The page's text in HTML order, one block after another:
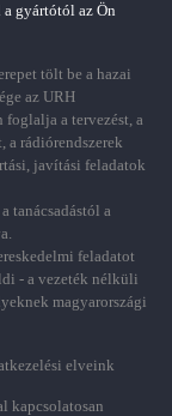
gyártótól az Ön
tölt be a hazai
az URH
foglalja a tervezést, a
a rádiórendszerek
javítási feladatok
tanácsadástól a
feladatot
- a vezeték nélküli
magyarországi
elveink
kapcsolatosan